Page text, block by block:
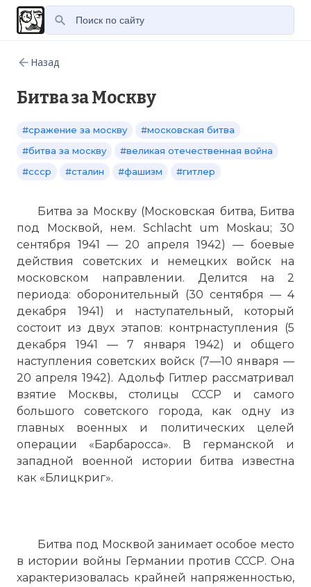
Назад
Битва за Москву
#сражение за москву
#московская битва
#битва за москву
#великая отечественная война
#ссср
#сталин #фашизм #гитлер
Битва за Москву (Московская битва, Битва
под Москвой, нем. Schlacht um Moskau; 30
сентября 1941 — 20 апреля 1942) — боевые
действия советских и немецких войск на
московском направлении. Делится на 2
периода: оборонительный (30 сентября — 4
декабря 1941) и наступательный, который
состоит из двух этапов: контрнаступления (5
декабря 1941 — 7 января 1942) и общего
наступления советских войск (7—10 января —
20 апреля 1942). Адольф Гитлер рассматривал
взятие Москвы, столицы СССР и самого
большого советского города, как одну из
главных военных и политических целей
операции «Барбаросса». В германской и
западной военной истории битва известна
как «Блицкриг».
Битва под Москвой занимает особое место
в истории войны Германии против СССР. Она
характеризовалась крайней напряженностью,